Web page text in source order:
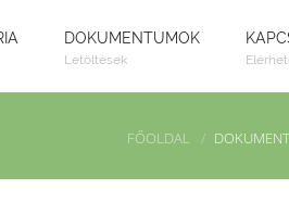
DOKUMENTUMOK
Letöltések
FŐOLDAL